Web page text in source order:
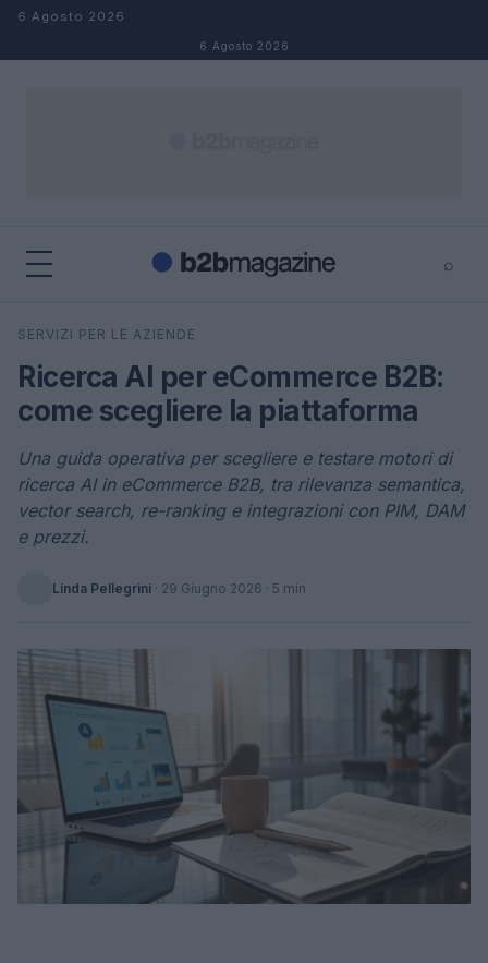
Salta al contenuto
6 Agosto 2026
6 Agosto 2026
⌕
Cerca
SERVIZI PER LE AZIENDE
Ricerca AI per eCommerce B2B:
come scegliere la piattaforma
Una guida operativa per scegliere e testare motori di
ricerca AI in eCommerce B2B, tra rilevanza semantica,
vector search, re-ranking e integrazioni con PIM, DAM
e prezzi.
Linda Pellegrini · 29 Giugno 2026 · 5 min